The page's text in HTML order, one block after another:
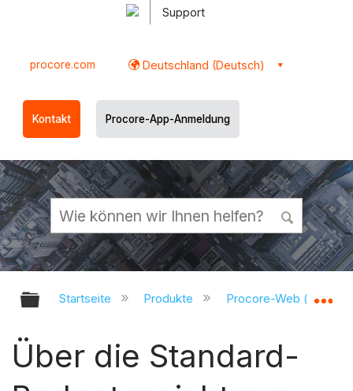
Support
procore.com Deutschland (Deutsch)
Kontakt Procore-App-Anmeldung
Globale Hierarchie auf- und
Startseite Produkte Procore-Web
Über die Standard-